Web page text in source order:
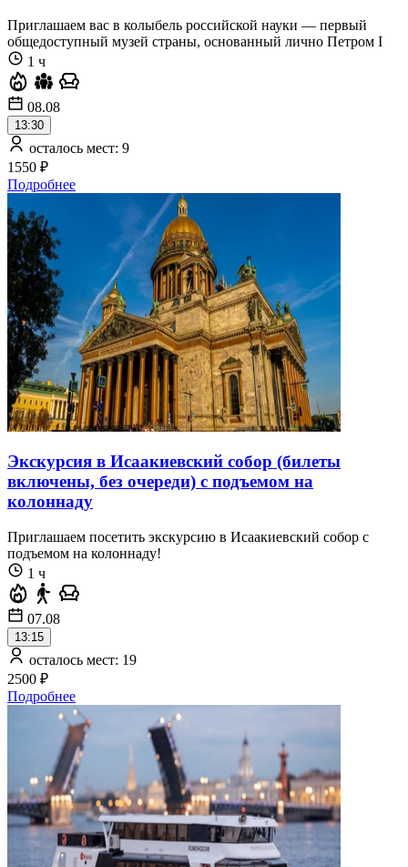
Приглашаем вас в колыбель российской науки — первый
общедоступный музей страны, основанный лично Петром I
1 ч
08.08
13:30
осталось мест: 9
1550 ₽
Подробнее
Экскурсия в Исаакиевский собор (билеты
включены, без очереди) с подъемом на
колоннаду
Приглашаем посетить экскурсию в Исаакиевский собор с
подъемом на колоннаду!
1 ч
07.08
13:15
осталось мест: 19
2500 ₽
Подробнее